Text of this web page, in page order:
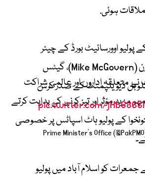
ہوئی.
پولیو اوورسائیٹ بورڈ کے چیئر
مائیک میکگورن (Mike McGovern)، گیٹس
ڈیویلپمنٹ کے صدر کرس
pic.twitter.com/
متعلقہ اداروں اور عالمی شراکت
مزید مؤثر اور تیز کرنے کی ہدایت کرتے
کے پولیو ہاٹ اسپاٹس پر خصوصی
جمعرات کو اسلام آباد میں پولیو